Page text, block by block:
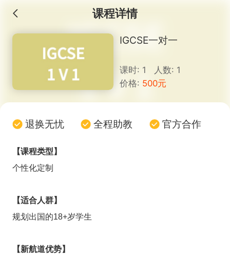
课程详情
IGCSE一对一
课时: 1 人数: 1
价格: 500元
退换无忧 全程助教 官方合作
【课程类型】
个性化定制
【适合人群】
规划出国的18+岁学生
【新航道优势】